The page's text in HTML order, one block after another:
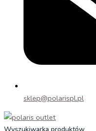
sklep@polarispl.pl